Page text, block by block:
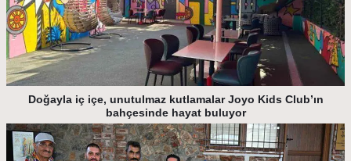
Doğayla iç içe, unutulmaz kutlamalar Joyo Kids Club’ın
bahçesinde hayat buluyor